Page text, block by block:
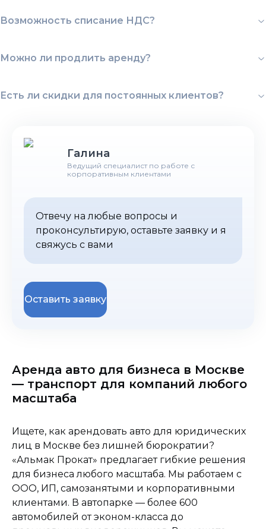
Возможность списание НДС?
Можно ли продлить аренду?
Есть ли скидки для постоянных клиентов?
Галина
Ведущий специалист по работе с
корпоративным клиентами
Отвечу на любые вопросы и
проконсультирую, оставьте заявку и я
свяжусь с вами
Оставить заявку
Аренда авто для бизнеса в Москве
— транспорт для компаний любого
масштаба
Ищете, как арендовать авто для юридических
лиц в Москве без лишней бюрократии?
«Альмак Прокат» предлагает гибкие решения
для бизнеса любого масштаба. Мы работаем с
ООО, ИП, самозанятыми и корпоративными
клиентами. В автопарке — более 600
автомобилей от эконом-класса до